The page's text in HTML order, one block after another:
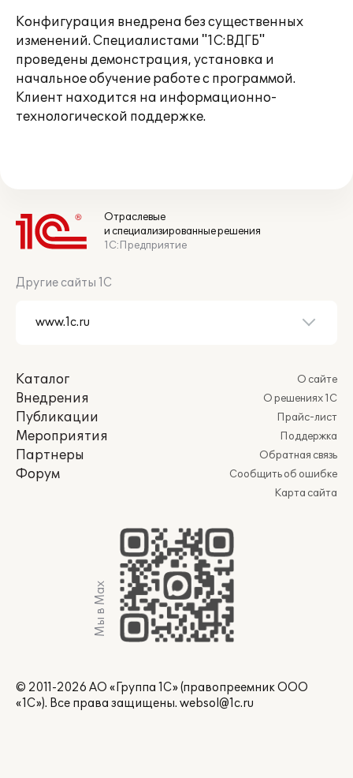
Конфигурация внедрена без существенных
изменений. Специалистами "1С:ВДГБ"
проведены демонстрация, установка и
начальное обучение работе с программой.
Клиент находится на информационно-
технологической поддержке.
Отраслевые
и специализированные решения
1С:Предприятие
Другие сайты 1С
Каталог
Внедрения
Публикации
Мероприятия
Партнеры
Форум
О сайте
О решениях 1С
Прайс-лист
Поддержка
Обратная связь
Сообщить об ошибке
Карта сайта
Мы в Max
© 2011-2026 АО «Группа 1С» (правопреемник ООО
«1С»). Все права защищены. websol@1c.ru